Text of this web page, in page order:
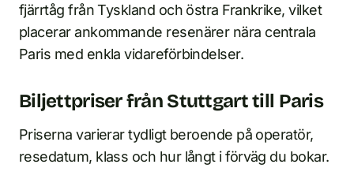
fjärrtåg från Tyskland och östra Frankrike, vilket
placerar ankommande resenärer nära centrala
Paris med enkla vidareförbindelser.
Biljettpriser från Stuttgart till Paris
Priserna varierar tydligt beroende på operatör,
resedatum, klass och hur långt i förväg du bokar.